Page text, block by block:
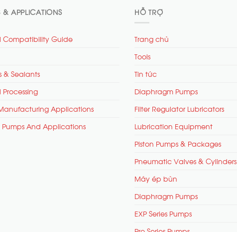
& APPLICATIONS
Compatibility Guide
& Sealants
Applications
And Applications
HỖ TRỢ
Trang chủ
Tools
Tin tức
Diaphragm Pumps
Filter Regulator Lubricators
Lubrication Equipment
Piston Pumps & Packages
Pneumatic Valves & Cylinders
Máy ép bùn
Diaphragm Pumps
EXP Series Pumps